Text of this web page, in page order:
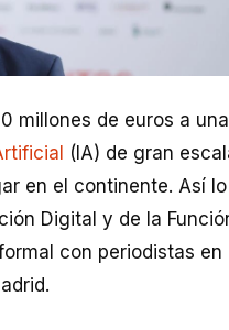
millones de euros a una
(IA) de gran
en el continente. Así
Digital y de la
con periodistas en